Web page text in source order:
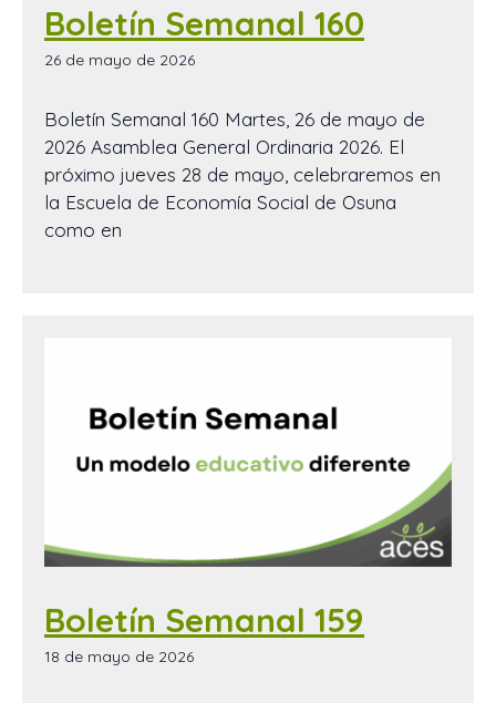
Boletín Semanal 160
26 de mayo de 2026
Boletín Semanal 160 Martes, 26 de mayo de
2026 Asamblea General Ordinaria 2026. El
próximo jueves 28 de mayo, celebraremos en
la Escuela de Economía Social de Osuna
como en
Boletín Semanal 159
18 de mayo de 2026